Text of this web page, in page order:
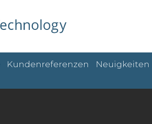
Kundenreferenzen Neuigkeiten